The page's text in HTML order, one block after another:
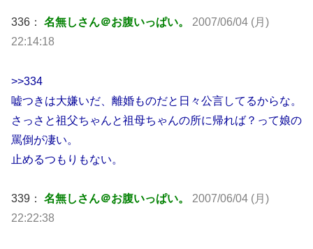
336： 名無しさん＠お腹いっぱい。 2007/06/04 (月)
22:14:18
>>334
嘘つきは大嫌いだ、離婚ものだと日々公言してるからな。
さっさと祖父ちゃんと祖母ちゃんの所に帰れば？って娘の
罵倒が凄い。
止めるつもりもない。
339： 名無しさん＠お腹いっぱい。 2007/06/04 (月)
22:22:38